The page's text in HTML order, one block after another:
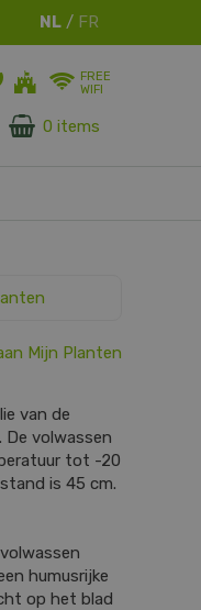
FREE
WIFI
0 items
Mijn Planten
van de
De volwassen
tot -20
is 45 cm.
humusrijke
op het blad